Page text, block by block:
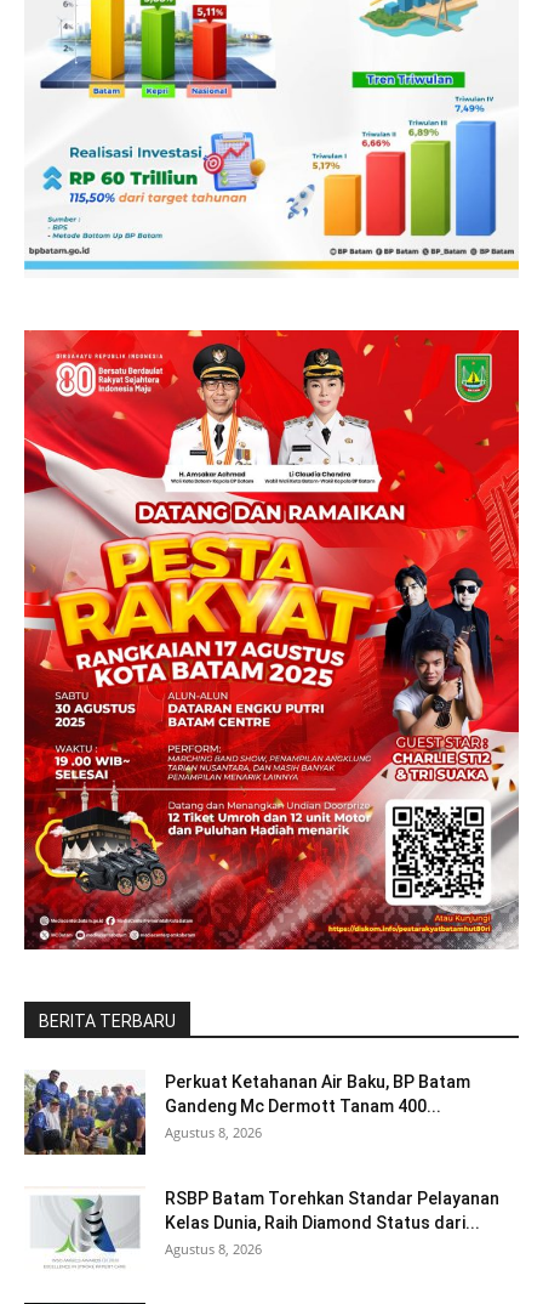
BERITA TERBARU
Perkuat Ketahanan Air Baku, BP Batam
Gandeng Mc Dermott Tanam 400...
Agustus 8, 2026
RSBP Batam Torehkan Standar Pelayanan
Kelas Dunia, Raih Diamond Status dari...
Agustus 8, 2026